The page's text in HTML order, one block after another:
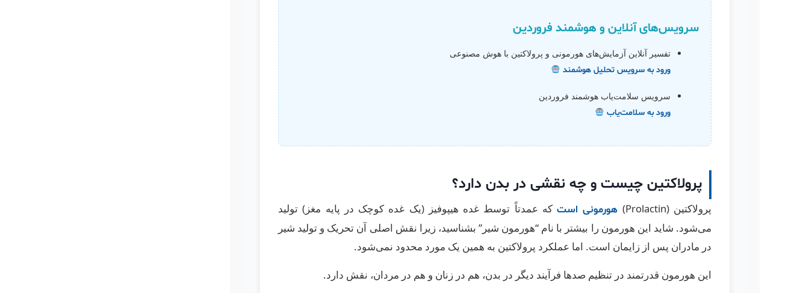
سرویس‌های آنلاین و هوشمند فروردین
تفسیر آنلاین آزمایش‌های هورمونی و پرولاکتین با هوش مصنوعی
ورود به سرویس تحلیل هوشمند
سرویس سلامت‌یاب هوشمند فروردین
ورود به سلامت‌یاب
پرولاکتین چیست و چه نقشی در بدن دارد؟
پرولاکتین (Prolactin) هورمونی استکه عمدتاً توسط غده هیپوفیز (یک غده کوچک در پایه مغز) تولید
می‌شود. شاید این هورمون را بیشتر با نام “هورمون شیر” بشناسید، زیرا نقش اصلی آن تحریک و تولید شیر
در مادران پس از زایمان است. اما عملکرد پرولاکتین به همین یک مورد محدود نمی‌شود.
این هورمون قدرتمند در تنظیم صدها فرآیند دیگر در بدن، هم در زنان و هم در مردان، نقش دارد.